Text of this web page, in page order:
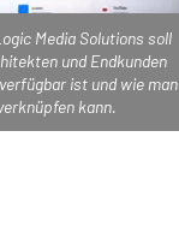
Media Solutions soll
und Endkunden
ist und wie man
kann.